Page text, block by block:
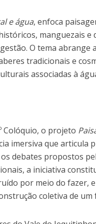
e água, enfoca
manguezais e
O tema abrange
tradicionais e
associadas à
Colóquio, o projeto
imersiva que articula
debates propostos
a iniciativa
por meio do fazer,
coletiva de